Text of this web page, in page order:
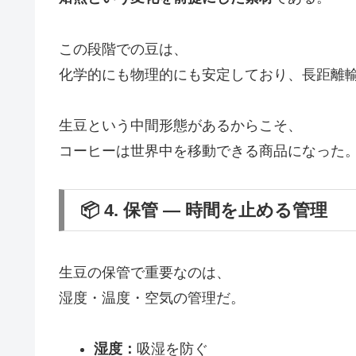
この段階での豆は、
化学的にも物理的にも安定しており、長距離
生豆という中間形態があるからこそ、
コーヒーは世界中を移動できる商品になった。
📦 4. 保管 ― 時間を止める管理
生豆の保管で重要なのは、
湿度・温度・空気の管理だ。
湿度： 吸湿を防ぐ